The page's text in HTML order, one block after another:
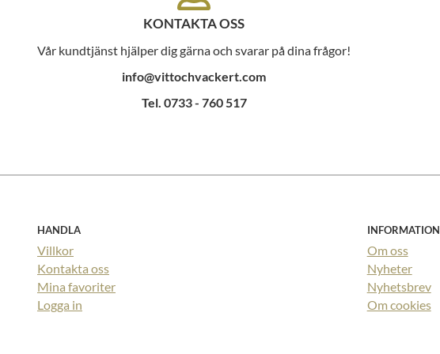
KONTAKTA OSS
Vår kundtjänst hjälper dig gärna och svarar på dina frågor!
info@vittochvackert.com
Tel. 0733 - 760 517
HANDLA
Villkor
Kontakta oss
Mina favoriter
Logga in
INFORMATION
Om oss
Nyheter
Nyhetsbrev
Om cookies